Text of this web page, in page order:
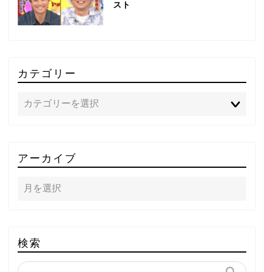
スト
カテゴリー
アーカイブ
検索
～DA PUMP YORIの晴れ
ばれラジオ～